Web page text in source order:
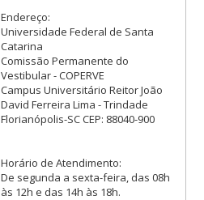
Endereço:
Universidade Federal de Santa
Catarina
Comissão Permanente do
Vestibular - COPERVE
Campus Universitário Reitor João
David Ferreira Lima - Trindade
Florianópolis-SC CEP: 88040-900
Horário de Atendimento:
De segunda a sexta-feira, das 08h
às 12h e das 14h às 18h.